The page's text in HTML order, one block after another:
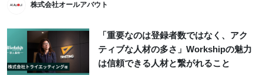
株式会社オールアバウト
「重要なのは登録者数ではなく、アク
ティブな人材の多さ」Workshipの魅力
は信頼できる人材と繋がれること